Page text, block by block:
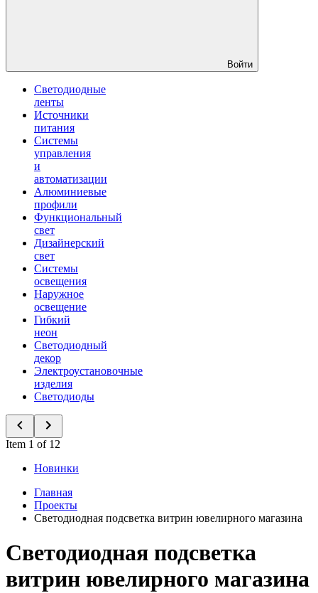
Войти
Светодиодные
ленты
Источники
питания
Системы
управления
и
автоматизации
Алюминиевые
профили
Функциональный
свет
Дизайнерский
свет
Системы
освещения
Наружное
освещение
Гибкий
неон
Светодиодный
декор
Электроустановочные
изделия
Светодиоды
Item 1 of 12
Новинки
Главная
Проекты
Светодиодная подсветка витрин ювелирного магазина
Светодиодная подсветка
витрин ювелирного магазина